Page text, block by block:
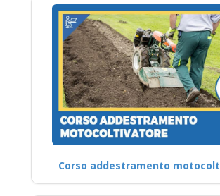
Corso addestramento